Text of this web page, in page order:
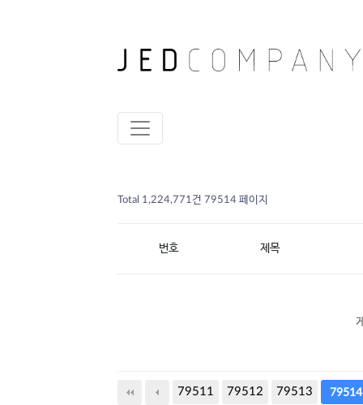
Total 1,224,771건 79514 페이지
번호 제목
79511 79512 79513 79514